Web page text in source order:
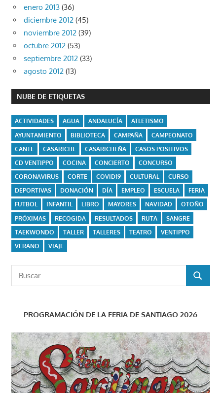
enero 2013 (36)
diciembre 2012 (45)
noviembre 2012 (39)
octubre 2012 (53)
septiembre 2012 (33)
agosto 2012 (13)
NUBE DE ETIQUETAS
ACTIVIDADES AGUA ANDALUCÍA
ATLETISMO
AYUNTAMIENTO
BIBLIOTECA CAMPAÑA
CAMPEONATO
CANTE
CASARICHE CASARICHEÑA
CASOS POSITIVOS
CD VENTIPPO
COCINA CONCIERTO
CONCURSO
CORONAVIRUS
CORTE COVID19 CULTURAL
CURSO
DEPORTIVAS
DONACIÓN DÍA EMPLEO ESCUELA
FERIA
FUTBOL
INFANTIL LIBRO MAYORES NAVIDAD
OTOÑO
PRÓXIMAS
RECOGIDA RESULTADOS RUTA
SANGRE
TAEKWONDO
TALLER TALLERES TEATRO
VENTIPPO
VERANO
VIAJE
Buscar:
BUSCAR
PROGRAMACIÓN DE LA FERIA DE SANTIAGO 2026